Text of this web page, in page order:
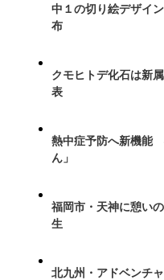
中１の切り絵デザイ
布
クモヒトデ化石は新
表
熱中症予防へ新機能
ん」
福岡市・天神に憩い
生
北九州・アドベンチ